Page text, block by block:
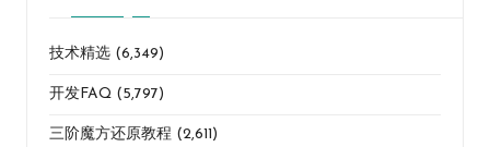
技术精选 (6,349)
开发FAQ (5,797)
三阶魔方还原教程 (2,611)